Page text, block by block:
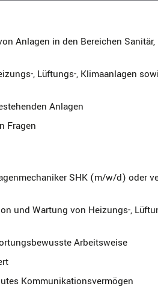
Anlagen in den Bereichen
, Lüftungs-, Klimaanlagen
Anlagen
Fragen
SHK (m/w/d) oder
und Wartung von Heizungs-,
Arbeitsweise
Kommunikationsvermögen